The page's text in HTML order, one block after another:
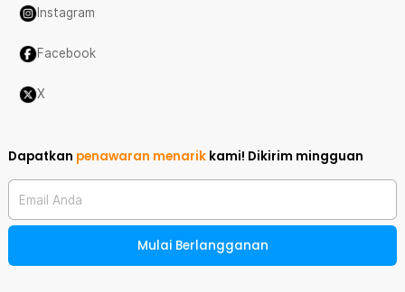
Instagram
Facebook
X
Dapatkan penawaran menarik kami! Dikirim mingguan
Email Anda
Mulai Berlangganan